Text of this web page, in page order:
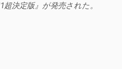
決定版』が発売された。